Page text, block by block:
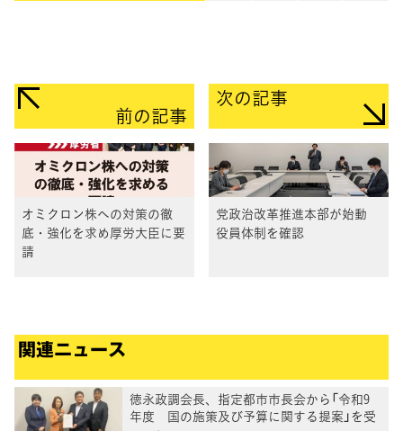
前の記事
オミクロン株への対策の徹
底・強化を求め厚労大臣に要
請
次の記事
党政治改革推進本部が始動
役員体制を確認
関連ニュース
徳永政調会長、指定都市市長会から「令和9
年度 国の施策及び予算に関する提案」を受